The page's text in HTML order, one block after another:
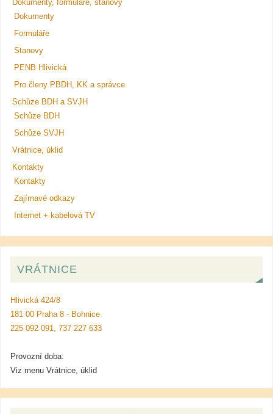
Dokumenty, formuláře, stanovy
Dokumenty
Formuláře
Stanovy
PENB Hlivická
Pro členy PBDH, KK a správce
Schůze BDH a SVJH
Schůze BDH
Schůze SVJH
Vrátnice, úklid
Kontakty
Kontakty
Zajímavé odkazy
Internet + kabelová TV
VRÁTNICE
Hlivická 424/8
181 00 Praha 8 - Bohnice
225 092 091, 737 227 633
Provozní doba:
Viz menu Vrátnice, úklid